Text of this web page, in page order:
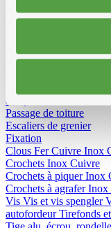
Eternit (ventilation uni)
Pare vapeur
DiversBirdex - Pic
d'expansion
Passage de toiture
Escaliers de grenier
Fixation
Clous FerCuivre Inox
Crochets Inox Cuivre
Crochets à piquerInox
Crochets à agraferInox
Vis Vis et vis spengler
autofordeurTirefonds